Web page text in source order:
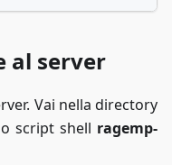
al server
Vai nella directory
script shell ragemp-